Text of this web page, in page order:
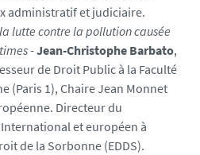
administratif et judiciaire.
lutte contre la pollution causée
-Jean-Christophe Barbato,
de Droit Public à la Faculté
(Paris 1), Chaire Jean Monnet
Directeur du
et européen à
de la Sorbonne (EDDS).